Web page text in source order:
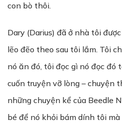
con bò thôi.
Dary (Darius) đã ở nhà tôi
lẽo đẽo theo sau tôi lắm. Tôi
nó ăn đó, tôi đọc gì nó đọc
cuốn truyện vỡ lòng – chuyện
những chuyện kể của Beedle
bé để nó khỏi bám dính tôi